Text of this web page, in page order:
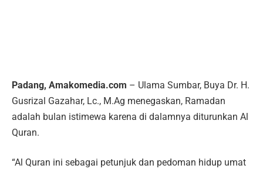
Padang, Amakomedia.com – Ulama Sumbar, Buya Dr. H.
Gusrizal Gazahar, Lc., M.Ag menegaskan, Ramadan
adalah bulan istimewa karena di dalamnya diturunkan Al
Quran.
“Al Quran ini sebagai petunjuk dan pedoman hidup umat